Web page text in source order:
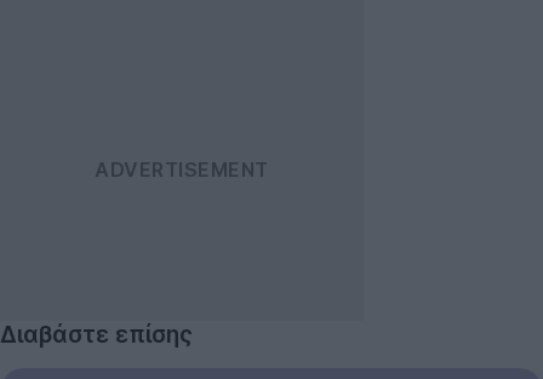
Διαβάστε επίσης